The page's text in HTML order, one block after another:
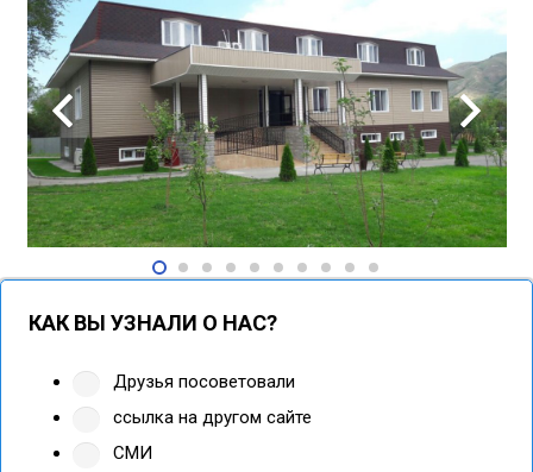
КАК ВЫ УЗНАЛИ О НАС?
Друзья посоветовали
ссылка на другом сайте
СМИ